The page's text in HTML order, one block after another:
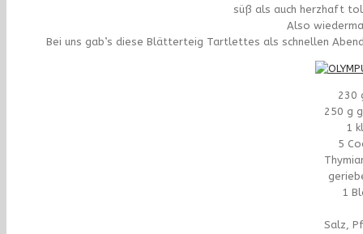
süß als auch herzhaft
Also
Bei uns gab’s diese Blätterteig Tartlettes als schnellen
230
250 g
1
5
1
Salz,